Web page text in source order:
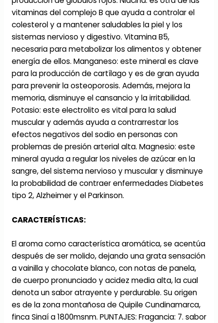
vitaminas del complejo B que ayuda a controlar el
colesterol y a mantener saludables la piel y los
sistemas nervioso y digestivo. Vitamina B5,
necesaria para metabolizar los alimentos y obtener
energía de ellos. Manganeso: este mineral es clave
para la producción de cartílago y es de gran ayuda
para prevenir la osteoporosis. Además, mejora la
memoria, disminuye el cansancio y la irritabilidad.
Potasio: este electrolito es vital para la salud
muscular y además ayuda a contrarrestar los
efectos negativos del sodio en personas con
problemas de presión arterial alta. Magnesio: este
mineral ayuda a regular los niveles de azúcar en la
sangre, del sistema nervioso y muscular y disminuye
la probabilidad de contraer enfermedades Diabetes
tipo 2, Alzheimer y el Parkinson.
CARACTERÍSTICAS:
El aroma como característica aromática, se acentúa
después de ser molido, dejando una grata sensación
a vainilla y chocolate blanco, con notas de panela,
de cuerpo pronunciado y acidez media alta, la cual
denota un sabor atrayente y perdurable. Su origen
es de la zona montañosa de Quipile Cundinamarca,
finca Sinaí a 1800msnm. PUNTAJES: Fragancia: 7. sabor